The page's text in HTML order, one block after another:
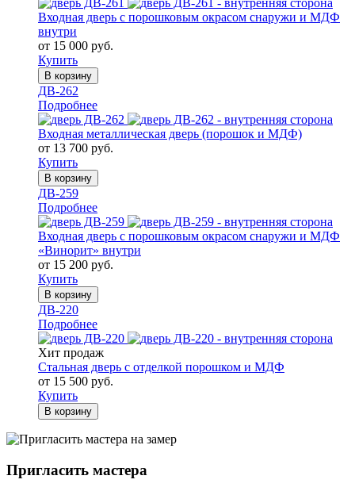
Входная дверь с порошковым окрасом снаружи и МДФ
внутри
от 15 000 руб.
Купить
В корзину
ДВ-262
Подробнее
Входная металлическая дверь (порошок и МДФ)
от 13 700 руб.
Купить
В корзину
ДВ-259
Подробнее
Входная дверь с порошковым окрасом снаружи и МДФ
«Винорит» внутри
от 15 200 руб.
Купить
В корзину
ДВ-220
Подробнее
Хит продаж
Стальная дверь с отделкой порошком и МДФ
от 15 500 руб.
Купить
В корзину
Пригласить мастера